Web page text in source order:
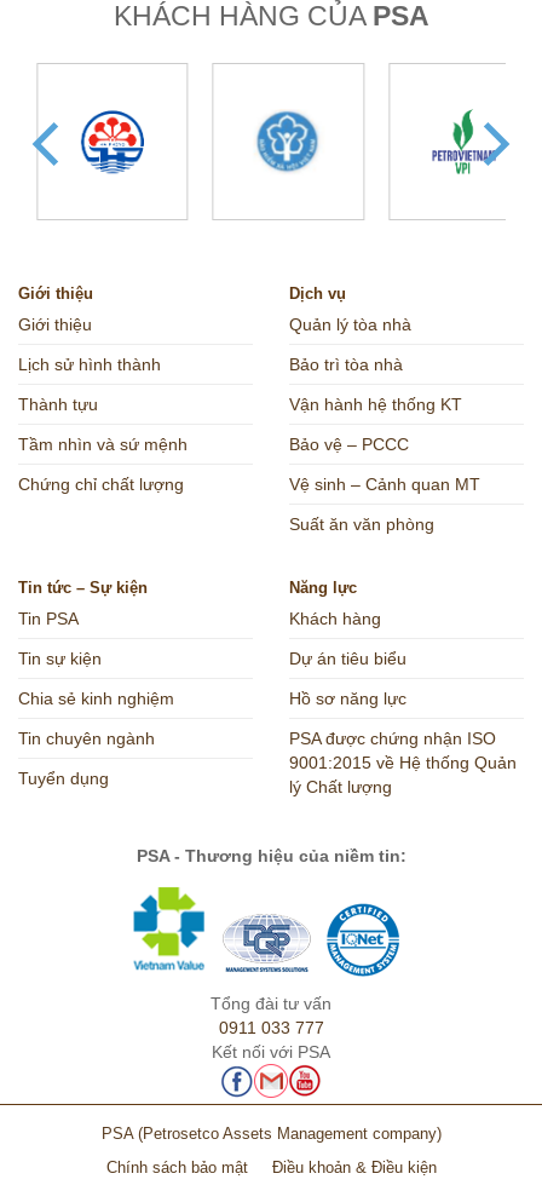
KHÁCH HÀNG CỦA PSA
Giới thiệu
Giới thiệu
Lịch sử hình thành
Thành tựu
Tầm nhìn và sứ mệnh
Chứng chỉ chất lượng
Dịch vụ
Quản lý tòa nhà
Bảo trì tòa nhà
Vận hành hệ thống KT
Bảo vệ – PCCC
Vệ sinh – Cảnh quan MT
Suất ăn văn phòng
Tin tức – Sự kiện
Tin PSA
Tin sự kiện
Chia sẻ kinh nghiệm
Tin chuyên ngành
Tuyển dụng
Năng lực
Khách hàng
Dự án tiêu biểu
Hồ sơ năng lực
PSA được chứng nhận ISO
9001:2015 về Hệ thống Quản
lý Chất lượng
PSA - Thương hiệu của niềm tin:
Tổng đài tư vấn
0911 033 777
Kết nối với PSA
PSA (Petrosetco Assets Management company)
Chính sách bảo mật
Điều khoản & Điều kiện